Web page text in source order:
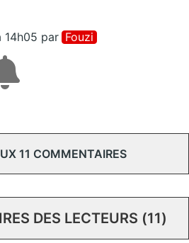
par Fouzi
11 COMMENTAIRES
DES LECTEURS (11)